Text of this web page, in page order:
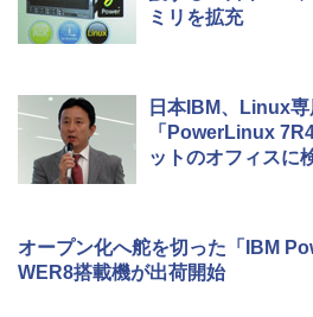
ミリを拡充
日本IBM、Linux
「PowerLinux
ットのオフィスに
オープン化へ舵を切った「IBM
WER8搭載機が出荷開始